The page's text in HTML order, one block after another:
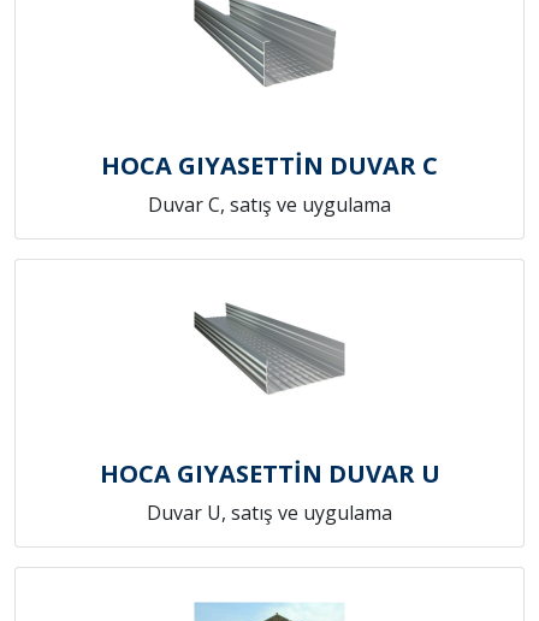
HOCA GIYASETTİN DUVAR C
Duvar C, satış ve uygulama
HOCA GIYASETTİN DUVAR U
Duvar U, satış ve uygulama